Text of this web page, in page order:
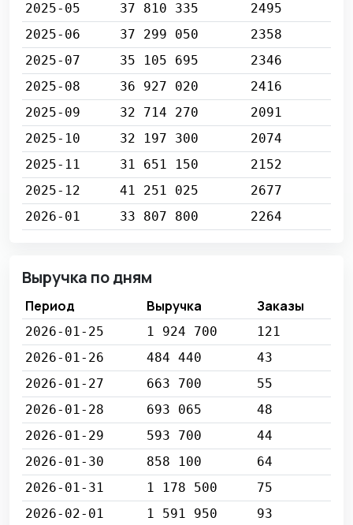
2025-05
37 810 335
2495
2025-06
37 299 050
2358
2025-07
35 105 695
2346
2025-08
36 927 020
2416
2025-09
32 714 270
2091
2025-10
32 197 300
2074
2025-11
31 651 150
2152
2025-12
41 251 025
2677
2026-01
33 807 800 2264
Выручка по дням
Период Выручка Заказы
2026-01-25 1 924 700
121
2026-01-26
484 440
43
2026-01-27
663 700
55
2026-01-28
693 065
48
2026-01-29
593 700
44
2026-01-30
858 100
64
2026-01-31
1 178 500
75
2026-02-01
1 591 950
93